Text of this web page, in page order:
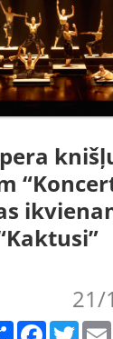
21/
Share Facebook Twitter